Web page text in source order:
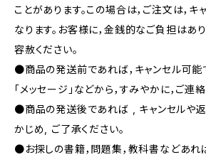
ことがあります。この場合は，ご注文は，
なります。お客様に，金銭的なご負担はあ
容赦ください。
●商品の発送前であれば，キャンセル可能
「メッセージ」などから，すみやかに，ご連絡
●商品の発送後であれば , キャンセルや
かじめ, ご了承ください｡
●お探しの書籍，問題集，教科書などあれば